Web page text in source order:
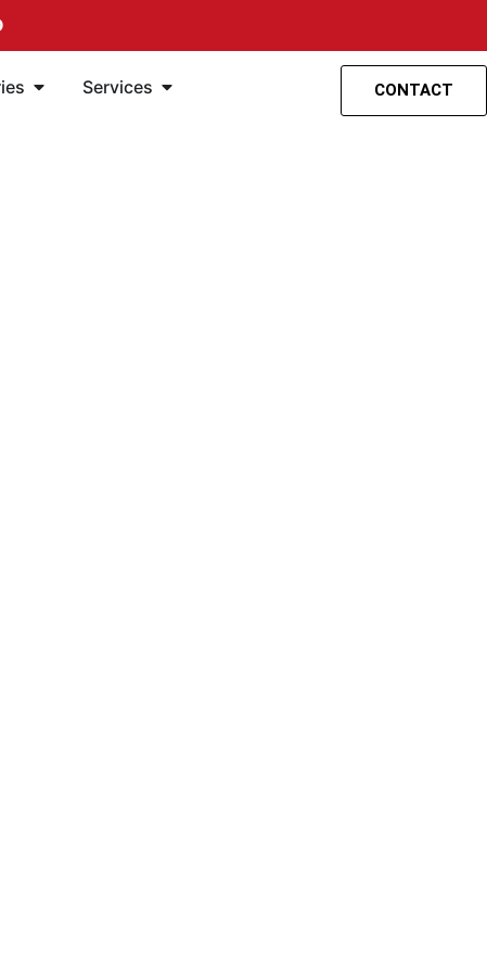
Öffne Accesorios
Services Öffne Servicios CONTACT